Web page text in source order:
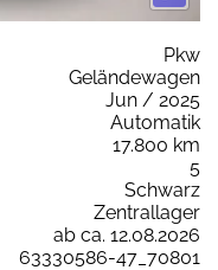
Pkw
Geländewagen
Jun / 2025
Automatik
17.800 km
5
Schwarz
Zentrallager
ab ca. 12.08.2026
63330586-47_70801